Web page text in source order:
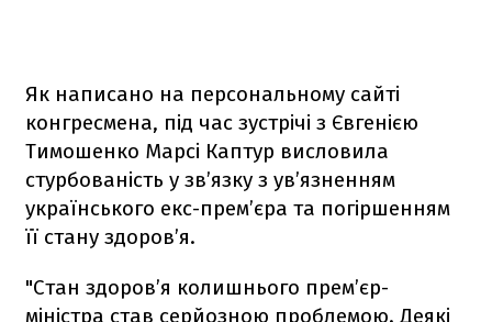
Як написано на персональному сайті
конгресмена, під час зустрічі з Євгенією
Тимошенко Марсі Каптур висловила
стурбованість у зв’язку з ув’язненням
українського екс-прем’єра та погіршенням
її стану здоров’я.
"Стан здоров’я колишнього прем’єр-
міністра став серйозною проблемою. Деякі